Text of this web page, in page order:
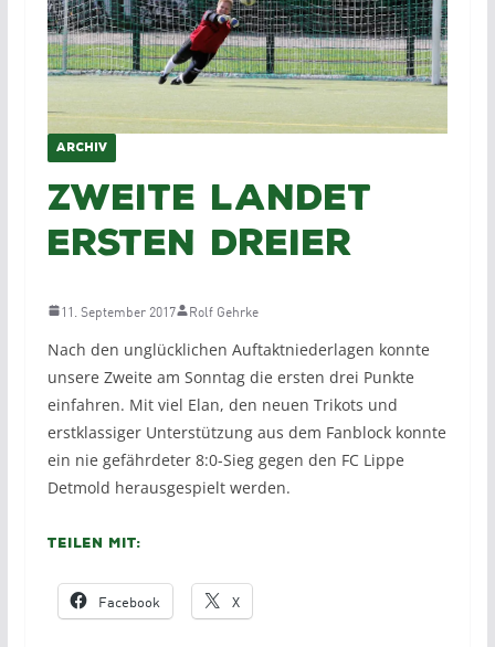
ARCHIV
Zweite landet
ersten Dreier
11. September 2017 Rolf Gehrke
Nach den unglücklichen Auftaktniederlagen konnte
unsere Zweite am Sonntag die ersten drei Punkte
einfahren. Mit viel Elan, den neuen Trikots und
erstklassiger Unterstützung aus dem Fanblock konnte
ein nie gefährdeter 8:0-Sieg gegen den FC Lippe
Detmold herausgespielt werden.
Teilen mit:
Facebook X